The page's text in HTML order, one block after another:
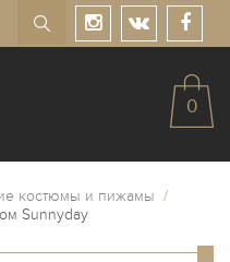
0
костюмы и пижамы /
Sunnyday